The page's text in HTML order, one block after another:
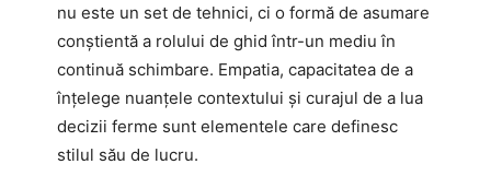
nu este un set de tehnici, ci o formă de asumare
conștientă a rolului de ghid într-un mediu în
continuă schimbare. Empatia, capacitatea de a
înțelege nuanțele contextului și curajul de a lua
decizii ferme sunt elementele care definesc
stilul său de lucru.